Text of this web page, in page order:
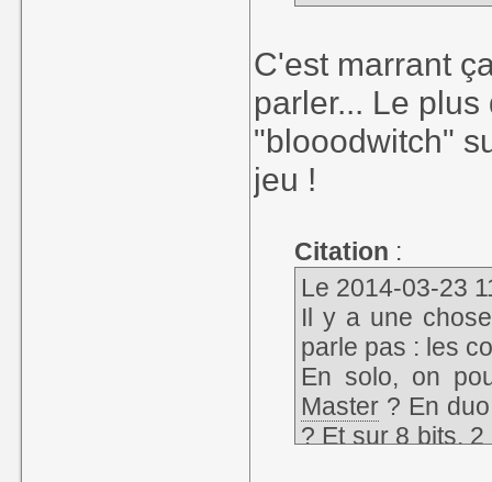
C'est marrant
parler... Le
"blooodwitch"
jeu !
Citation :
Le 2014-03-23
Il y a une
parle pas : les
En solo, on
Master? En
? Et sur 8 bits,